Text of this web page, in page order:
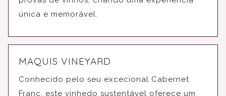
única e memorável.
MAQUIS VINEYARD
Conhecido pelo seu excecional Cabernet
Franc, este vinhedo sustentável oferece um